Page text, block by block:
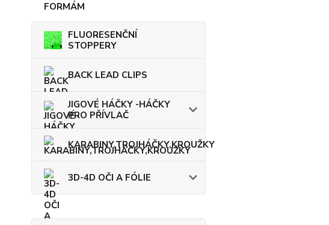
FLUORESENČNÍ
STOPPERY
BACK LEAD CLIPS
JIGOVÉ HÁČKY -HÁČKY
PRO PŘÍVLAČ
KARABINY,TROJHÁČKY,KROUŽKY
3D-4D OČI A FÓLIE